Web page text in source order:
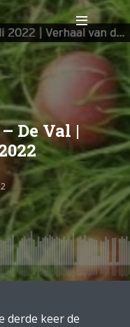
De Val |
derde keer de